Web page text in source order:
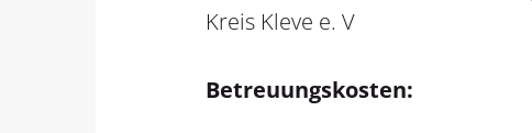
Kreis Kleve e. V
Betreuungskosten: